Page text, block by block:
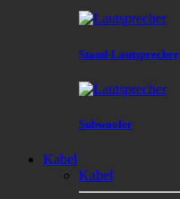
Stand-Lautsprecher
Subwoofer
Kabel
Kabel